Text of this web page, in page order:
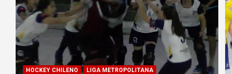
HOCKEY CHILENO LIGA METROPOLITANA